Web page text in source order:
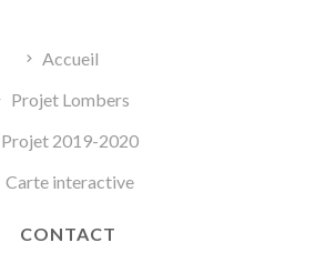
Accueil
Projet Lombers
Projet 2019-2020
Carte interactive
CONTACT